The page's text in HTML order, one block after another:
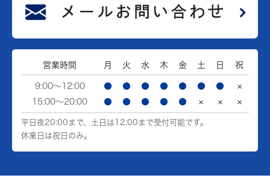
営業時間 月 火 水 木 金 土 日 祝
9:00～12:00 ● ● ● ● ● ● ●
×
15:00～20:00
● ● ● ● ● × × ×
平日夜20:00まで、土日は12:00まで受付可能です。
休業日は祝日のみ。